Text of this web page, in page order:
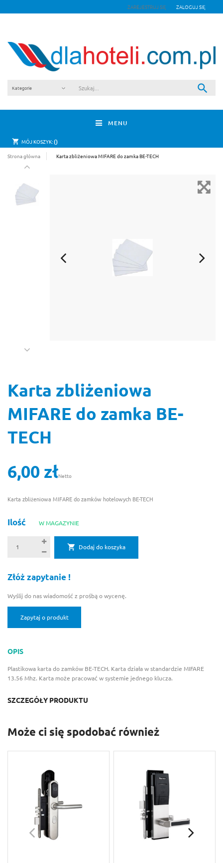
ZAREJESTRUJ SIĘ ZALOGUJ SIĘ
MENU
MÓJ KOSZYK:0
Strona główna Karta zbliżeniowa MIFARE do zamka BE-TECH
Karta zbliżeniowa
MIFARE do zamka BE-
TECH
6,00 złNetto
Karta zbliżeniowa MIFARE do zamków hotelowych BE-TECH
Ilość W MAGAZYNIE
Dodaj do koszyka
Złóż zapytanie !
Wyślij do nas wiadomość z prośbą o wycenę.
Zapytaj o produkt
OPIS
Plastikowa karta do zamków BE-TECH. Karta działa w standardzie MIFARE
13.56 Mhz. Karta może pracować w systemie jednego klucza.
SZCZEGÓŁY PRODUKTU
Może ci się spodobać również